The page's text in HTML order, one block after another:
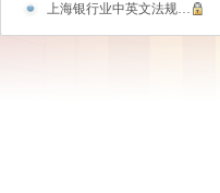
上海银行业中英文法规…